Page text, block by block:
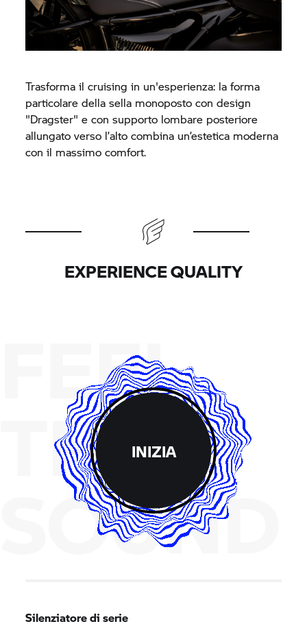
Trasforma il cruising in un'esperienza: la forma
particolare della sella monoposto con design
"Dragster" e con supporto lombare posteriore
allungato verso l’alto combina un’estetica moderna
con il massimo comfort.
EXPERIENCE QUALITY
FEEL
THE
SOUND
INIZIA
Silenziatore di serie